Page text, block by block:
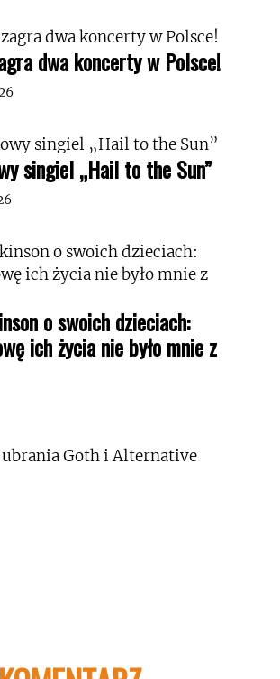
dwa koncerty w Polsce!
singiel „Hail to the Sun”
o swoich dzieciach:
ich życia nie było mnie z